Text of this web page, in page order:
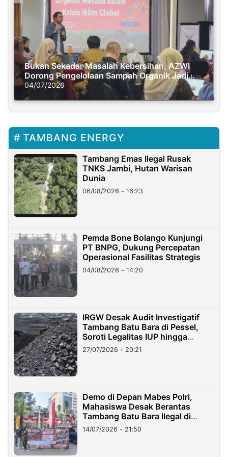
Bukan Sekadar Masalah Kebersihan, AZWI
Dorong Pengelolaan Sampah Organik Jadi
Solusi Krisis Iklim
04/07/2026
TAMBANG ENERGY
Tambang Emas Ilegal Rusak
TNKS Jambi, Hutan Warisan
Dunia
06/08/2026 - 16:23
Pemda Bone Bolango Kunjungi
PT BNPG, Dukung Percepatan
Operasional Fasilitas Strategis
04/08/2026 - 14:20
IRGW Desak Audit Investigatif
Tambang Batu Bara di Pessel,
Soroti Legalitas IUP hingga
Stockpile
27/07/2026 - 20:21
Demo di Depan Mabes Polri,
Mahasiswa Desak Berantas
Tambang Batu Bara Ilegal di
Lampung
14/07/2026 - 21:50